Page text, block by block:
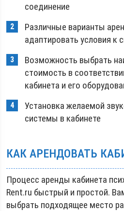
соединение
Различные варианты
адаптировать условия к
Возможность выбрать
стоимость в
кабинета и его
Установка желаемой
системы в кабинете
КАК АРЕНДОВАТЬ
Процесс аренды кабинета
Rent.ru быстрый и простой.
выбрать подходящее место